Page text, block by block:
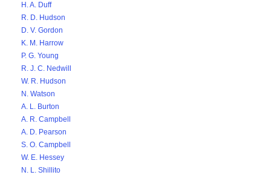
H. A. Duff
R. D. Hudson
D. V. Gordon
K. M. Harrow
P. G. Young
R. J. C. Nedwill
W. R. Hudson
N. Watson
A. L. Burton
A. R. Campbell
A. D. Pearson
S. O. Campbell
W. E. Hessey
N. L. Shillito